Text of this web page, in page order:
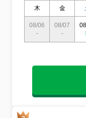
木 金
08/06
-
08/07
-